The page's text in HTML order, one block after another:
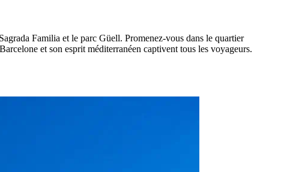
Familia et le parc Güell. Promenez-vous dans le quartier
et son esprit méditerranéen captivent tous les voyageurs.